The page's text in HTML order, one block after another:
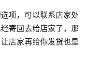
项，可以联系店家处
寄回去给店家了，那
店家再给你发货也是